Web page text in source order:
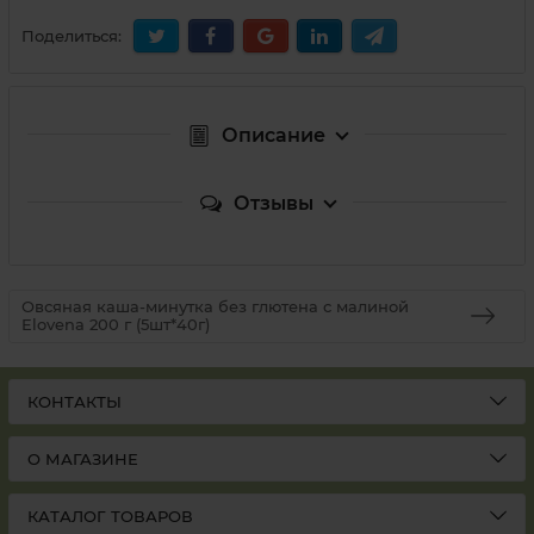
Поделиться:
Описание
Отзывы
Овсяная каша-минутка без глютена с малиной
Elovena 200 г (5шт*40г)
КОНТАКТЫ
О МАГАЗИНЕ
КАТАЛОГ ТОВАРОВ